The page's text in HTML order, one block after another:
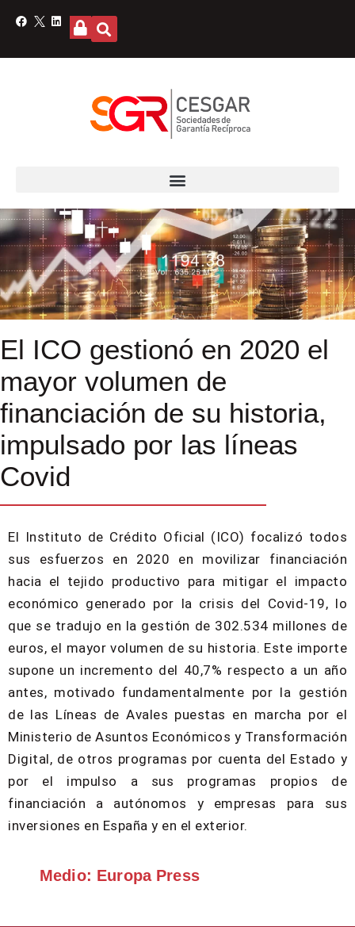
El ICO gestionó en 2020 el
mayor volumen de
financiación de su historia,
impulsado por las líneas
Covid
El Instituto de Crédito Oficial (ICO) focalizó todos
sus esfuerzos en 2020 en movilizar financiación
hacia el tejido productivo para mitigar el impacto
económico generado por la crisis del Covid-19, lo
que se tradujo en la gestión de 302.534 millones de
euros, el mayor volumen de su historia. Este importe
supone un incremento del 40,7% respecto a un año
antes, motivado fundamentalmente por la gestión
de las Líneas de Avales puestas en marcha por el
Ministerio de Asuntos Económicos y Transformación
Digital, de otros programas por cuenta del Estado y
por el impulso a sus programas propios de
financiación a autónomos y empresas para sus
inversiones en España y en el exterior.
Medio: Europa Press